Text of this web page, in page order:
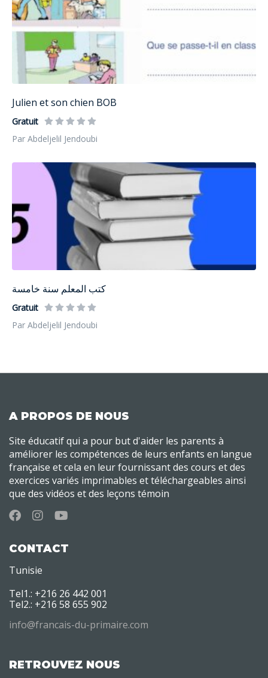
Julien et son chien BOB
Gratuit
Par Abdeljelil Jendoubi
كتب المعلم سنة خامسة
Gratuit
Par Abdeljelil Jendoubi
A PROPOS DE NOUS
Site éducatif qui a pour but d'aider les parents à
améliorer les compétences de leurs enfants en langue
française et cela en leur fournissant des cours et des
exercices variés imprimables et téléchargeables ainsi
que des vidéos et des leçons témoin
CONTACT
Tunisie
Tel1.: +216 26 442 001
Tel2.: +216 58 655 902
info@francais-du-primaire.com
RETROUVEZ NOUS